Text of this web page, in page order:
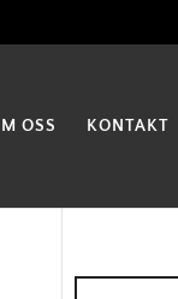
OSS KONTAKT